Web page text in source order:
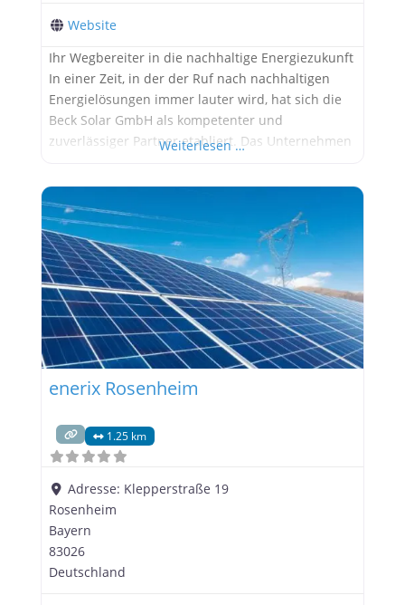
Website
Ihr Wegbereiter in die nachhaltige Energiezukunft
In einer Zeit, in der der Ruf nach nachhaltigen
Energielösungen immer lauter wird, hat sich die
Beck Solar GmbH als kompetenter und
zuverlässiger Partner etabliert. Das Unternehmen
Dienstleistungen rund um die Solartechnik, um
sowohl private als auch gewerbliche Kunden bei
der Umsetzung ihrer individuellen Energiewende
zu unterstützen. Photovoltaik-Anlagen: Die
Weiterlesen …
enerix Rosenheim
1.25 km
Adresse: Klepperstraße 19
Rosenheim
Bayern
83026
Deutschland